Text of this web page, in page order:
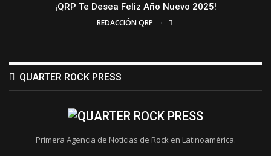
¡QRP Te Desea Feliz Año Nuevo 2025!
REDACCIÓN QRP
QUARTER ROCK PRESS
Primera Agencia de Noticias de Rock en Latinoamérica.